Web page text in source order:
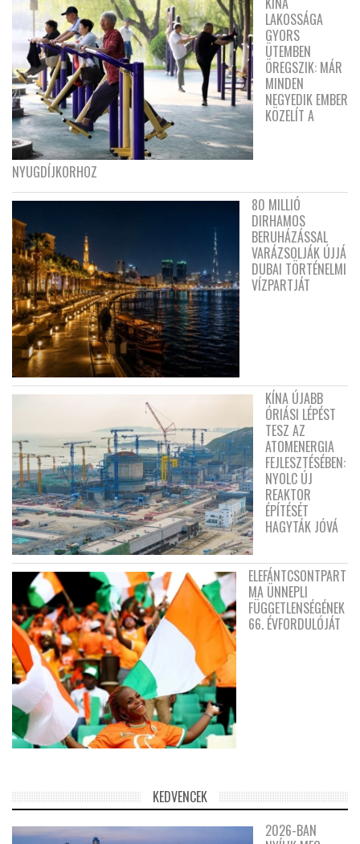
LAKOSSÁGA
GYORS
ÜTEMBEN
ÖREGSZIK: MÁR
MINDEN
NEGYEDIK EMBER
KÖZELÍT A
NYUGDÍJKORHOZ
80 MILLIÓ
DIRHAMOS
BERUHÁZÁSSAL
VARÁZSOLJÁK ÚJJÁ
DUBAI TÖRTÉNELMI
VÍZPARTJÁT
KÍNA ÚJABB
ÓRIÁSI LÉPÉST
TESZ AZ
ATOMENERGIA
FEJLESZTÉSÉBEN:
NYOLC ÚJ
REAKTOR
ÉPÍTÉSÉT
HAGYTÁK JÓVÁ
ELEFÁNTCSONTPART
MA ÜNNEPLI
FÜGGETLENSÉGÉNEK
66. ÉVFORDULÓJÁT
KEDVENCEK
2026-BAN